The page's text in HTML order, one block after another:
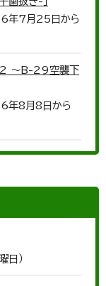
年7月25日から
～B-29空襲下
年8月8日から
日）